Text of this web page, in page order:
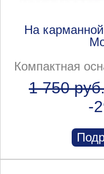
На
Компактная
1 750
-